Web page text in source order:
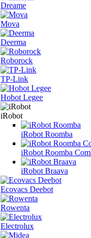
Dreame
Mova
Deerma
Roborock
TP-Link
Hobot Legee
iRobot
iRobot Roomba
iRobot Roomba
iRobot Braava
Ecovacs Deebot
Rowenta
Electrolux